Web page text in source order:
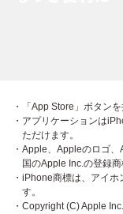
・「App Store」ボタン
・アプリケーションは
ただけます。
・Apple、Appleのロゴ
国のApple Inc.の登録商
・iPhone商標は、アイ
す。
・Copyright (C) Apple